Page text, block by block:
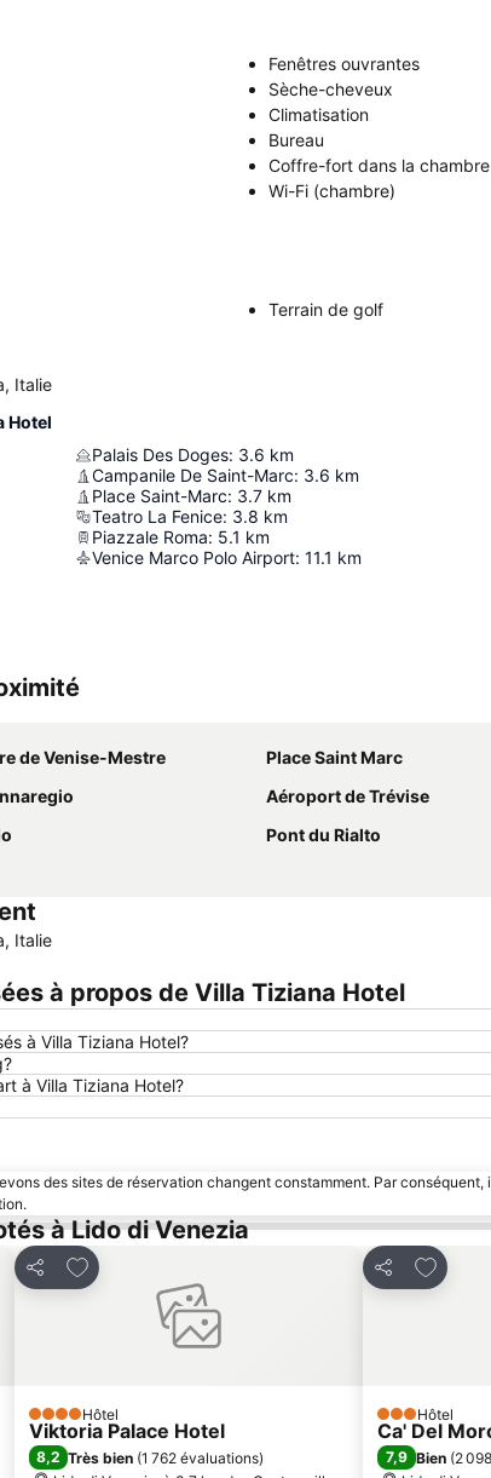
Fenêtres ouvrantes
Sèche-cheveux
Climatisation
Bureau
Coffre-fort dans la chambre
Wi-Fi (chambre)
Terrain de golf
Italie
Hotel
Palais Des Doges: 3.6 km
Campanile De Saint-Marc: 3.6 km
Place Saint-Marc: 3.7 km
Teatro La Fenice: 3.8 km
Piazzale Roma: 5.1 km
Venice Marco Polo Airport: 11.1 km
de Venise-Mestre Place Saint Marc
Aéroport de Trévise
Pont du Rialto
Italie
à propos de Villa Tiziana Hotel
à Villa Tiziana Hotel?
à Villa Tiziana Hotel?
des sites de réservation changent constamment. Par conséquent,
à Lido di Venezia
Partager
Ajouter à mes favoris
4 ÉtoilesHôtel
Viktoria Palace Hotel
8,2 Très bien (1 762 évaluations)
Partager
Ajouter
3 Étoiles
Hôtel
Ca' Del
7,9 Bien (2